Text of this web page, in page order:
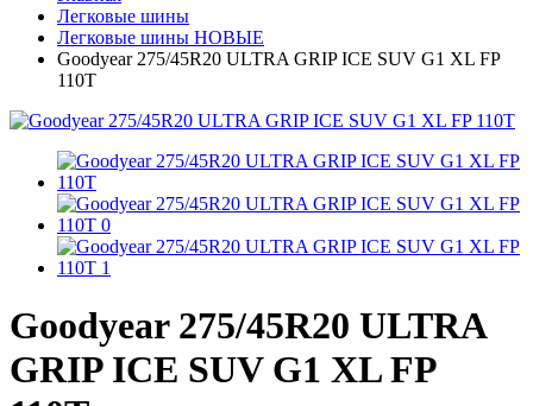
Легковые шины
Легковые шины НОВЫЕ
Goodyear 275/45R20 ULTRA GRIP ICE SUV G1 XL FP
110T
Goodyear 275/45R20 ULTRA
GRIP ICE SUV G1 XL FP